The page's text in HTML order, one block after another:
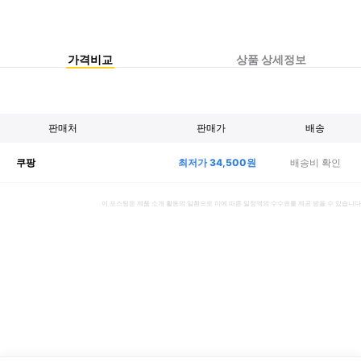
가격비교 상품 상세정보
판매처 판매가 배송
쿠팡 최저가34,500원 배송비 확인
이 포스팅은 제품 소개 활동의 일환으로 이에 따른 일정액의 수수료를 제공 받을 수 있습니다